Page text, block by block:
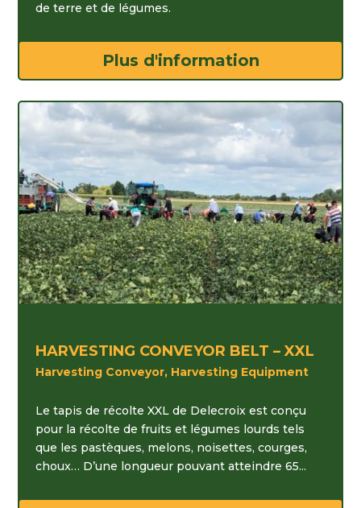
de terre et de légumes.
Plus d'information
HARVESTING CONVEYOR BELT – XXL
Harvesting Conveyor, Harvesting Equipment
Le tapis de récolte XXL de Delecroix est conçu
pour la récolte de fruits et légumes lourds tels
que les pastèques, melons, noisettes, courges,
choux… D’une longueur pouvant atteindre 65...